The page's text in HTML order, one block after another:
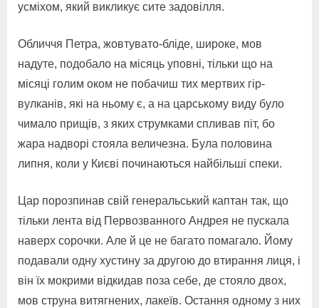
усміхом, який викликує сите задовілля.
Обличчя Петра, жовтувато-бліде, широке, мов
надуте, подобало на місяць уповні, тільки що на
місяці голим оком не побачиш тих мертвих гір-
вулканів, які на ньому є, а на царському виду було
чимало прищів, з яких струмками спливав піт, бо
жара надворі стояла величезна. Була половина
липня, коли у Києві починаються найбільші спеки.
Цар порозпинав свій генеральський каптан так, що
тільки лента від Первозванного Андрея не пускала
наверх сорочки. Але й це не багато помагало. Йому
подавали одну хустину за другою до втирання лиця, і
він їх мокрими відкидав поза себе, де стояло двох,
мов струна витягнених, лакеїв. Остання одному з них